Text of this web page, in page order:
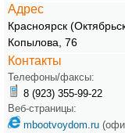
Адрес
Красноярск
Копылова, 76
Контакты
Телефоны/факсы:
8 (923) 355-99-22
Веб-страницы:
mbootvoydom.ru